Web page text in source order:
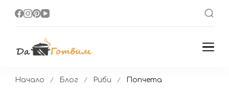
Начало Блог Риби Попчета